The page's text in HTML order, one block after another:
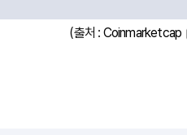
(출처 : Coinmarketcap